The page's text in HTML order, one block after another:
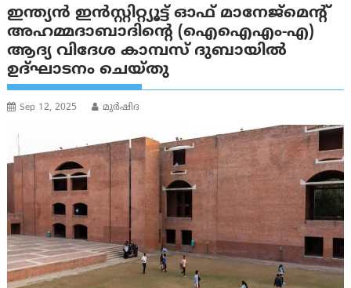
ഇന്ത്യൻ ഇൻസ്റ്റിറ്റ്യൂട്ട് ഓഫ് മാനേജ്‌മെന്റ്
അഹമ്മദാബാദിന്റെ (ഐഐഎം-എ)
ആദ്യ വിദേശ കാമ്പസ് ദുബായിൽ
ഉദ്ഘാടനം ചെയ്തു
Sep 12, 2025 മുര്‍ഷിദ